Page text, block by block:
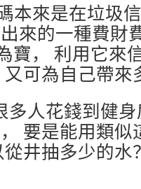
本來是在垃圾
來的一種費財
寶， 利用它來
可為自己帶來
多人花錢到健
要是能用類
井抽多少的